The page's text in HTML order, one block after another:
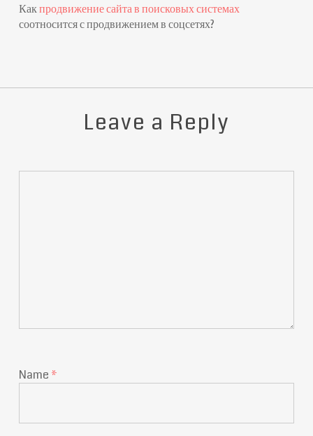
Какпродвижение сайта в поисковых системах
соотносится с продвижением в соцсетях?
Leave a Reply
Name *